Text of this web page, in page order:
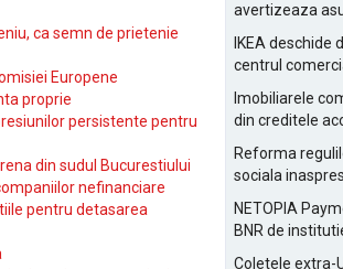
ca semn de prietenie
Europene
proprie
persistente pentru
din sudul Bucurestiului
nefinanciare
pentru detasarea
avertizeaza
IKEA deschide
centrul
Imobiliarele
din creditele
Reforma
sociala
NETOPIA
BNR de
Coletele extra-